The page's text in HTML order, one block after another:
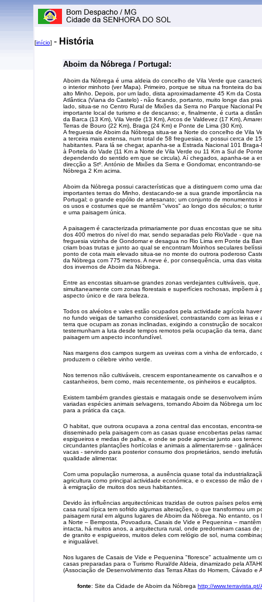
[início] - História
Aboim da Nóbrega / Portugal:
Aboim da Nóbrega é uma aldeia do concelho de Vila Verde que
o interior minhoto (ver Mapa). Primeiro, porque se situa na fronteira do
alto Minho. Depois, por um lado, dista aproximadamente 45 Km da
Atlântica (Viana do Castelo) - não ficando, portanto, muito longe das
lado, situa-se no Centro Rural de Mixões da Serra no Parque Nacional
importante local de turismo e de descanso; e, finalmente, é curta a
da Barca (13 Km), Vila Verde (13 Km), Arcos de Valdevez (17 Km),
Terras de Bouro (22 Km), Braga (24 Km) e Ponte de Lima (30 Km).
A freguesia de Aboim da Nóbrega situa-se a Norte do concelho de Vila
a terceira mais extensa, num total de 58 freguesias, e possui cerca de
habitantes. Para lá se chegar, apanha-se a Estrada Nacional 101
à Portela do Vade (11 Km a Norte de Vila Verde ou 11 Km a Sul de
dependendo do sentido em que se circula). Aí chegados, apanha-se a
direcção a Stº. António de Mixões da Serra e Gondomar, encontrando-se
Nóbrega 2 Km acima.
Aboim da Nóbrega possui características que a distinguem como uma
importantes terras do Minho, destacando-se a sua grande importância
Portugal; o grande espólio de artesanato; um conjunto de monumentos
os usos e costumes que se mantêm "vivos" ao longo dos séculos; o
e uma paisagem única.
A paisagem é caracterizada primariamente por duas encostas que se
dos 400 metros do nível do mar, sendo separadas pelo RioVade - que
freguesia vizinha de Gondomar e desagua no Rio Lima em Ponte da
criam boas trutas e junto ao qual se encontram Moinhos seculares
ponto de cota mais elevado situa-se no monte do outrora poderoso
da Nóbrega com 775 metros. A neve é, por consequência, uma das
dos invernos de Aboim da Nóbrega.
Entre as encostas situam-se grandes zonas verdejantes cultiváveis, que,
simultaneamente com zonas florestais e superfícies rochosas, impõem à
aspecto único e de rara beleza.
Todos os alvéolos e vales estão ocupados pela actividade agrícola
no fundo veigas de tamanho considerável, contrastando com as leiras e
terra que ocupam as zonas inclinadas, exigindo a construção de
testemunham a luta desde tempos remotos pela ocupação da terra,
paisagem um aspecto inconfundível.
Nas margens dos campos surgem as uveiras com a vinha de enforcado,
produzem o célebre vinho verde.
Nos terrenos não cultiváveis, crescem espontaneamente os carvalhos e
castanheiros, bem como, mais recentemente, os pinheiros e eucaliptos.
Existem também grandes giestais e matagais onde se desenvolvem
variadas espécies animais selvagens, tornando Aboim da Nóbrega um
para a prática da caça.
O habitat, que outrora ocupava a zona central das encostas, encontra-
disseminado pela paisagem com as casas quase encobertas pelas
espigueiros e medas de palha, e onde se pode apreciar junto aos
circundantes plantações hortícolas e animais a alimentarem-se -
vacas - servindo para posterior consumo dos proprietários, sendo
qualidade alimentar.
Com uma população numerosa, a ausência quase total da
agricultura como principal actividade económica, e o excesso de mão de
à emigração de muitos dos seus habitantes.
Devido às influências arquitectónicas trazidas de outros países pelos
casa rural típica tem sofrido algumas alterações, o que transformou um
paisagem rural em alguns lugares de Aboim da Nóbrega. No entanto, os
a Norte – Bemposta, Povoadura, Casais de Vide e Pequenina –
intacta, há muitos anos, a arquitectura rural, onde predominam casas de
de granito e espigueiros, muitos deles com relógio de sol, numa
e inigualável.
Nos lugares de Casais de Vide e Pequenina "floresce" actualmente um
casas preparadas para o Turismo Rural/de Aldeia, dinamizado pela
(Associação de Desenvolvimento das Terras Altas do Homem, Cávado e
fonte: Site da Cidade de Aboim da Nóbrega http://